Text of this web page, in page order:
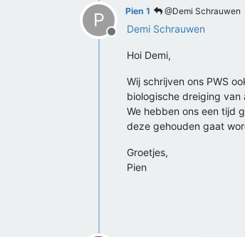
P
Offline
Pien 1 @Demi Schrauwen
Demi Schrauwen
Hoi Demi,
Wij schrijven ons PWS
biologische dreiging van
We hebben ons een tijd
deze gehouden gaat
Groetjes,
Pien